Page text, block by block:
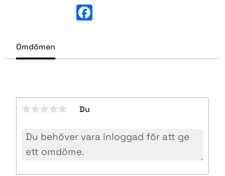
o
Omdömen
Du